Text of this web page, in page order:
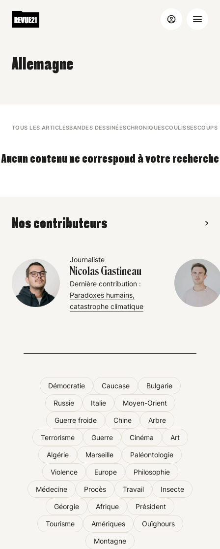
Allemagne
TOUS LES ARTICLESBANDES DESSINÉESCHRONIQUESCOULISSESCOUPS
Aucun contenu ne correspond à votre recherche
Nos contributeurs
Journaliste
Nicolas Gastineau
Dernière contribution :
Paradoxes humains,
catastrophe climatique
Démocratie Caucase Bulgarie
Russie Italie Moyen-Orient
Guerre froide Chine Arbre
Terrorisme Guerre Cinéma Art
Algérie Marseille Paléontologie
Violence Europe Philosophie
Médecine Procès Travail Insecte
Géorgie Afrique Président
Tourisme Amériques Ouïghours
Montagne